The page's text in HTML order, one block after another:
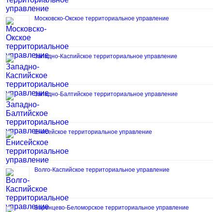
Московско-Окское территориальное управление
Западно-Каспийское территориальное управление
Западно-Балтийское территориальное управление
Енисейское территориальное управление
Волго-Каспийское территориальное управление
Баренцево-Беломорское территориальное управление